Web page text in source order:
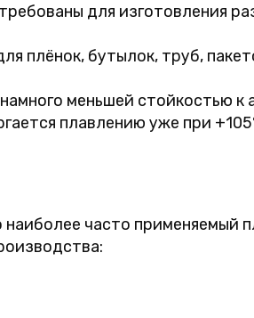
для изготовления
плёнок, бутылок, труб,
меньшей стойкостью
плавлению уже при
наиболее часто применяемый